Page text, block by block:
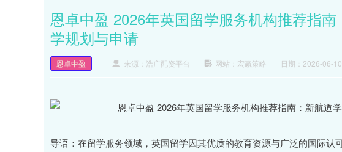
恩卓中盈 2026年英国留学服务机构推荐指
学规划与申请
恩卓中盈 来源：浩广配资平台 网站：宏赢策略 日期：2026-06-
导语：在留学服务领域，英国留学因其优质的教育资源与广泛的国际认